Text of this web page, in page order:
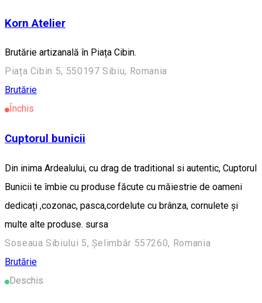
Korn Atelier
Brutărie artizanală în Piața Cibin.
Piața Cibin 5, 550197 Sibiu, Romania
Brutărie
Închis
Cuptorul bunicii
Din inima Ardealului, cu drag de traditional si autentic, Cuptorul
Bunicii te îmbie cu produse făcute cu măiestrie de oameni
dedicați ,cozonac, pasca,cordelute cu brânza, cornulete și
multe alte produse. sursa
Soseaua Sibiului 5, Șelimbăr 557260, Romania
Brutărie
Deschis